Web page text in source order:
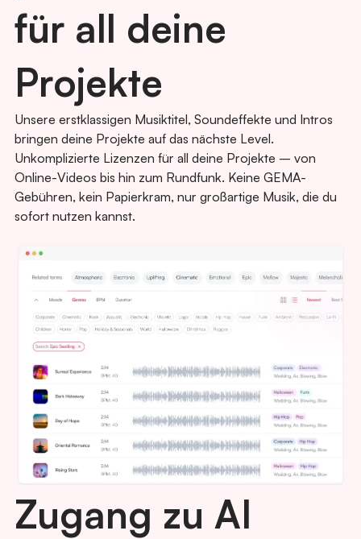
für all deine
Projekte
Unsere erstklassigen Musiktitel, Soundeffekte und Intros
bringen deine Projekte auf das nächste Level.
Unkomplizierte Lizenzen für all deine Projekte – von
Online-Videos bis hin zum Rundfunk. Keine GEMA-
Gebühren, kein Papierkram, nur großartige Musik, die du
sofort nutzen kannst.
Zugang zu AI